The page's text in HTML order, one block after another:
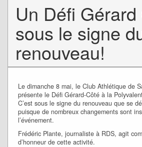
Un Défi Gérard
sous le signe
renouveau!
Le dimanche 8 mai, le Club Athlétique de
présente le Défi Gérard-Côté à la
C’est sous le signe du renouveau que se
puisque de nombreux changements sont
l’événement.
Frédéric Plante, journaliste à RDS, agit
d’honneur de cette activité.